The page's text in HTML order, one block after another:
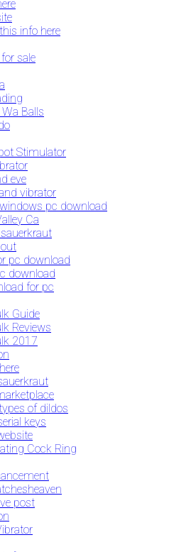
info here
sale
Balls
Stimulator
eve
vibrator
pc download
Ca
pc download
download
for pc
Guide
Reviews
2017
of dildos
keys
Cock Ring
post